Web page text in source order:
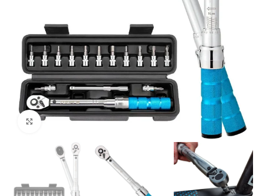
Click to enlarge